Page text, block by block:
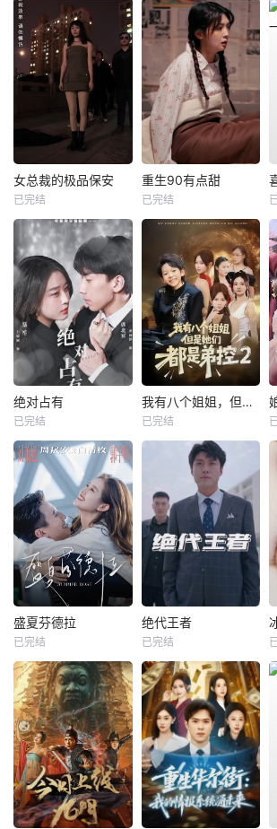
女总裁的极品保安
已完结
重生90有点甜
已完结
绝对占有
已完结
我有八个姐姐，但是他们都是弟控2
已完结
盛夏芬德拉
已完结
绝代王者
已完结